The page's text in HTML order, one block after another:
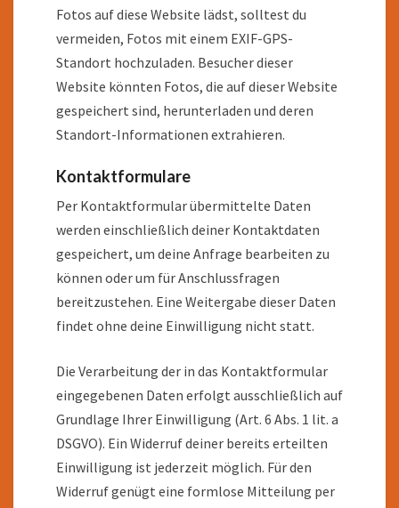
Fotos auf diese Website lädst, solltest du
vermeiden, Fotos mit einem EXIF-GPS-
Standort hochzuladen. Besucher dieser
Website könnten Fotos, die auf dieser Website
gespeichert sind, herunterladen und deren
Standort-Informationen extrahieren.
Kontaktformulare
Per Kontaktformular übermittelte Daten
werden einschließlich deiner Kontaktdaten
gespeichert, um deine Anfrage bearbeiten zu
können oder um für Anschlussfragen
bereitzustehen. Eine Weitergabe dieser Daten
findet ohne deine Einwilligung nicht statt.
Die Verarbeitung der in das Kontaktformular
eingegebenen Daten erfolgt ausschließlich auf
Grundlage Ihrer Einwilligung (Art. 6 Abs. 1 lit. a
DSGVO). Ein Widerruf deiner bereits erteilten
Einwilligung ist jederzeit möglich. Für den
Widerruf genügt eine formlose Mitteilung per